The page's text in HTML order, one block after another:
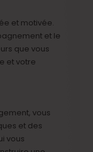
et motivée.
et le
que vous
et votre
vous
et des
vous